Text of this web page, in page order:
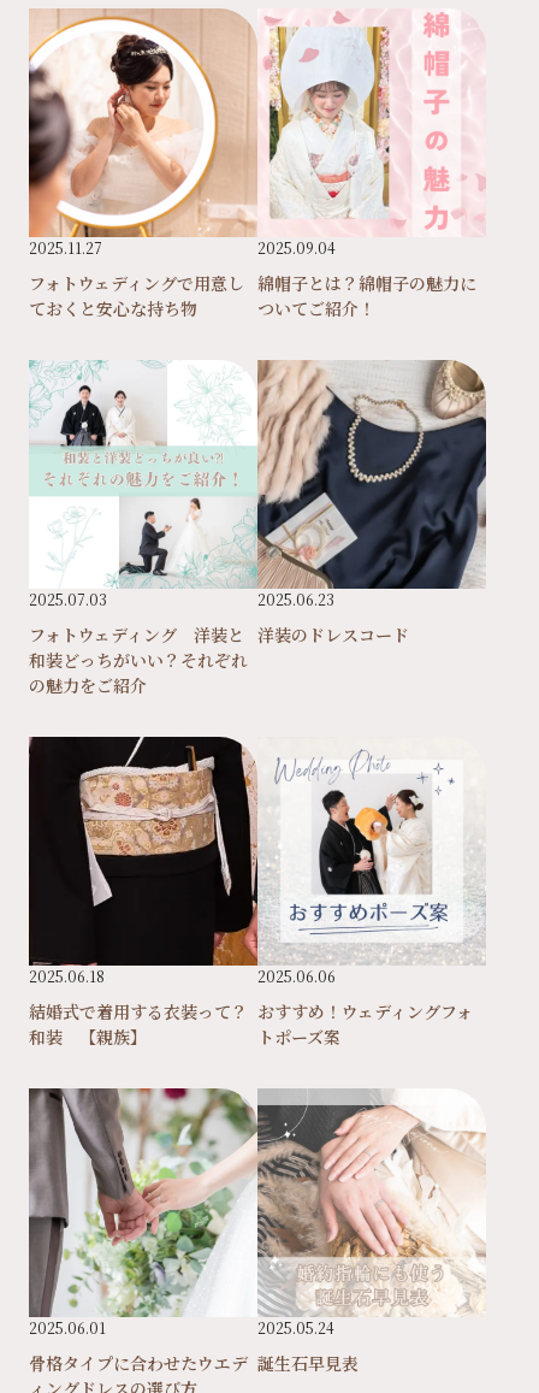
2025.11.27
フォトウェディングで用意し
ておくと安心な持ち物
2025.09.04
綿帽子とは？綿帽子の魅力に
ついてご紹介！
2025.07.03
フォトウェディング 洋装と
和装どっちがいい？それぞれ
の魅力をご紹介
2025.06.23
洋装のドレスコード
2025.06.18
結婚式で着用する衣装って？
和装 【親族】
2025.06.06
おすすめ！ウェディングフォ
トポーズ案
2025.06.01
骨格タイプに合わせたウエデ
2025.05.24
誕生石早見表